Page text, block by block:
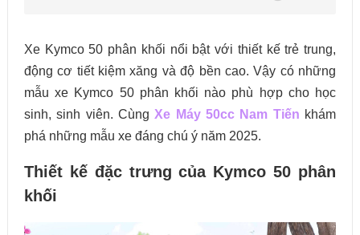
Xe Kymco 50 phân khối nổi bật với thiết kế trẻ trung,
động cơ tiết kiệm xăng và độ bền cao. Vậy có những
mẫu xe Kymco 50 phân khối nào phù hợp cho học
sinh, sinh viên. CùngXe Máy 50cc Nam Tiến khám
phá những mẫu xe đáng chú ý năm 2025.
Thiết kế đặc trưng của Kymco 50 phân
khối